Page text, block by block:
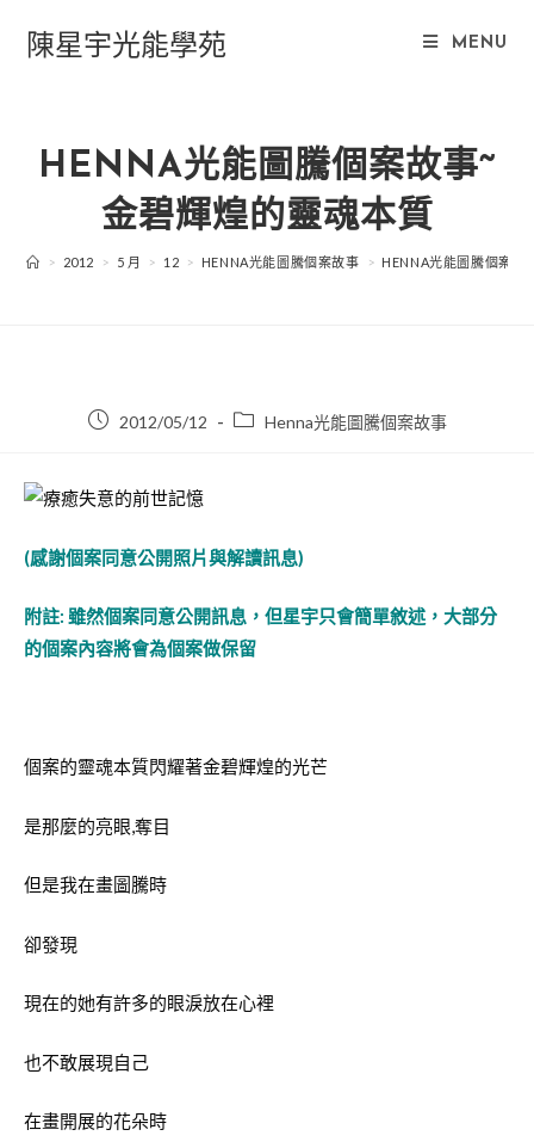
陳星宇光能學苑 MENU
HENNA光能圖騰個案故事~
金碧輝煌的靈魂本質
> 2012 > 5 月 > 12 > HENNA光能圖騰個案故事 > HENNA光能圖騰個案故
Post2012/05/12
PostHenna光能圖騰個案故事
(感謝個案同意公開照片與解讀訊息)
附註: 雖然個案同意公開訊息，但星宇只會簡單敘述，大部分
的個案內容將會為個案做保留
個案的靈魂本質閃耀著金碧輝煌的光芒
是那麼的亮眼,奪目
但是我在畫圖騰時
卻發現
現在的她有許多的眼淚放在心裡
也不敢展現自己
在畫開展的花朵時